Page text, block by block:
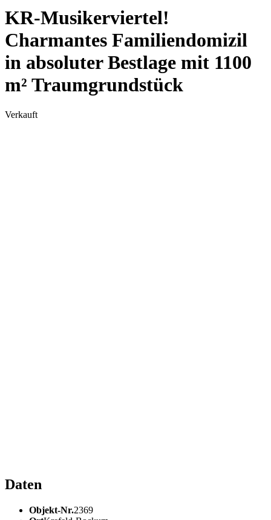
KR-Musikerviertel!
Charmantes Familiendomizil
in absoluter Bestlage mit 1100
m² Traumgrundstück
Verkauft
Daten
Objekt-Nr.2369